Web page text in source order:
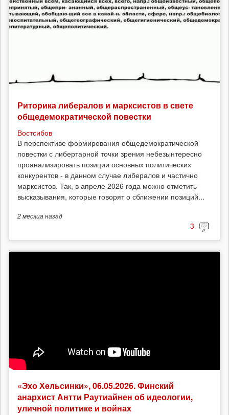
Риторика либералов и марксистов в свете
общедемократической повестки
Востсибов
В перспективе формирования общедемократической
повестки с либертарной точки зрения небезынтересно
проанализировать позиции основных политических
конкурентов - в данном случае либералов и частично
марксистов. Так, в апреле 2026 года можно отметить
высказывания, которые говорят о сближении позиций...
2 месяцаназад
3
«Эхо Хельсинки», 06.05.2026. Финский
анархист Антти Раутиайнен об идеологии,
уличной политике и войнах